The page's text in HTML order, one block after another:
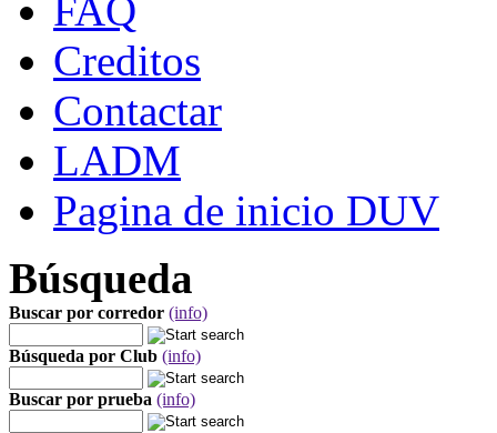
FAQ
Creditos
Contactar
LADM
Pagina de inicio DUV
Búsqueda
Buscar por corredor (info)
Búsqueda por Club (info)
Buscar por prueba (info)